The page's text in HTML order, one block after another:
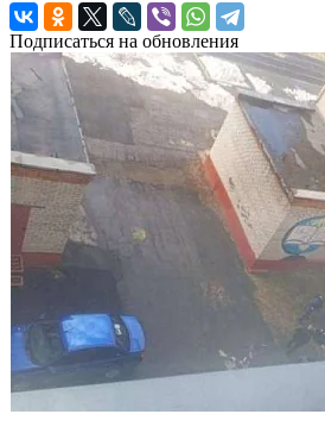
Подписаться на обновления